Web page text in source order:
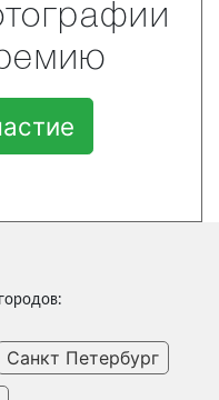
Санкт Петербург